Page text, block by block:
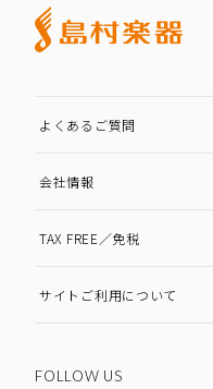
よくあるご質問
会社情報
TAX FREE／免税
サイトご利用について
FOLLOW US